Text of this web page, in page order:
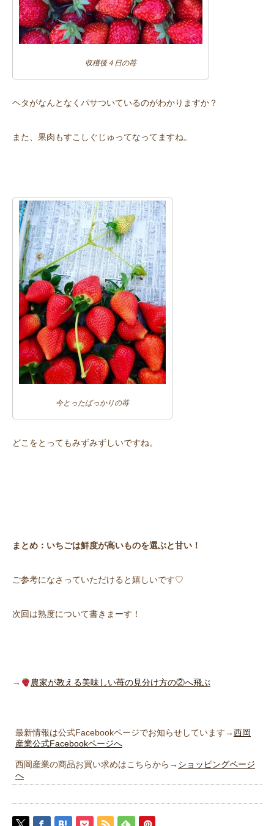
収穫後４日の苺
ヘタがなんとなくパサついているのがわかりますか？
また、果肉もすこしぐじゅってなってますね。
今とったばっかりの苺
どこをとってもみずみずしいですね。
まとめ：いちごは鮮度が高いものを選ぶと甘い！
ご参考になさっていただけると嬉しいです♡
次回は熟度について書きまーす！
→ 農家が教える美味しい苺の見分け方の②へ飛ぶ
最新情報は公式Facebookページでお知らせしています→西岡
産業公式Facebookページへ
西岡産業の商品お買い求めはこちらから→ ショッピングページ
へ